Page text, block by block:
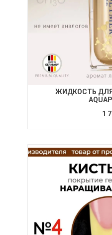
ЖИДКОСТЬ
1